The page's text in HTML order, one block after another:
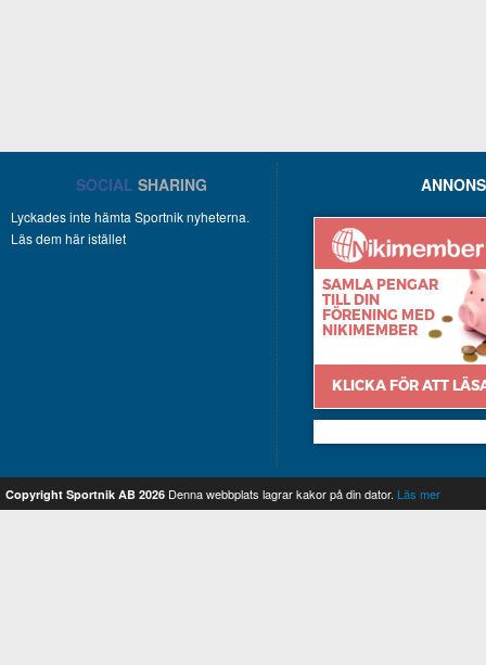
SOCIAL SHARING
Lyckades inte hämta Sportnik nyheterna.
Läs dem här istället
Copyright Sportnik AB 2026 Denna webbplats lagrar kakor på din dator. Läs mer